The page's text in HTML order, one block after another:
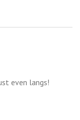
even langs!